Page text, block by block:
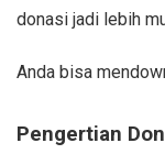
donasi jadi lebih
Anda bisa
Pengertian